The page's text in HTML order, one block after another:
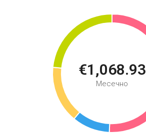
€1,068.93
Месечно